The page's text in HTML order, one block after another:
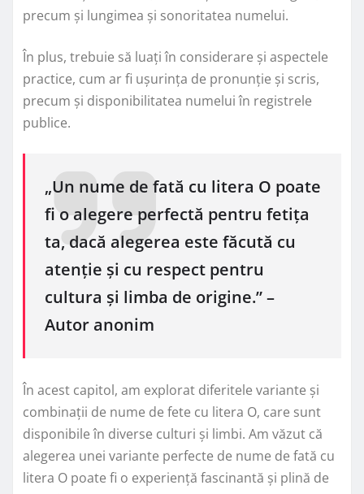
precum și lungimea și sonoritatea numelui.
În plus, trebuie să luați în considerare și aspectele
practice, cum ar fi ușurința de pronunție și scris,
precum și disponibilitatea numelui în registrele
publice.
„Un nume de fată cu litera O poate
fi o alegere perfectă pentru fetița
ta, dacă alegerea este făcută cu
atenție și cu respect pentru
cultura și limba de origine.” –
Autor anonim
În acest capitol, am explorat diferitele variante și
combinații de nume de fete cu litera O, care sunt
disponibile în diverse culturi și limbi. Am văzut că
alegerea unei variante perfecte de nume de fată cu
litera O poate fi o experiență fascinantă și plină de